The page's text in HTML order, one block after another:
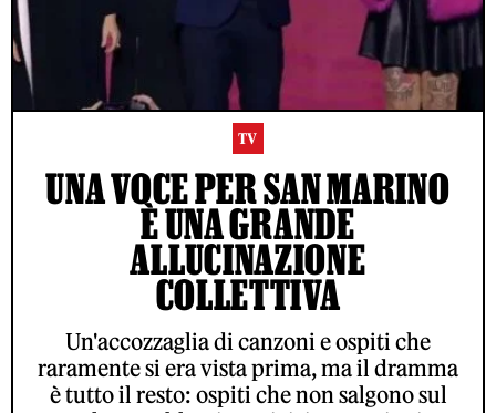
TV
UNA VOCE PER SAN MARINO
È UNA GRANDE
ALLUCINAZIONE
COLLETTIVA
Un'accozzaglia di canzoni e ospiti che
raramente si era vista prima, ma il dramma
è tutto il resto: ospiti che non salgono sul